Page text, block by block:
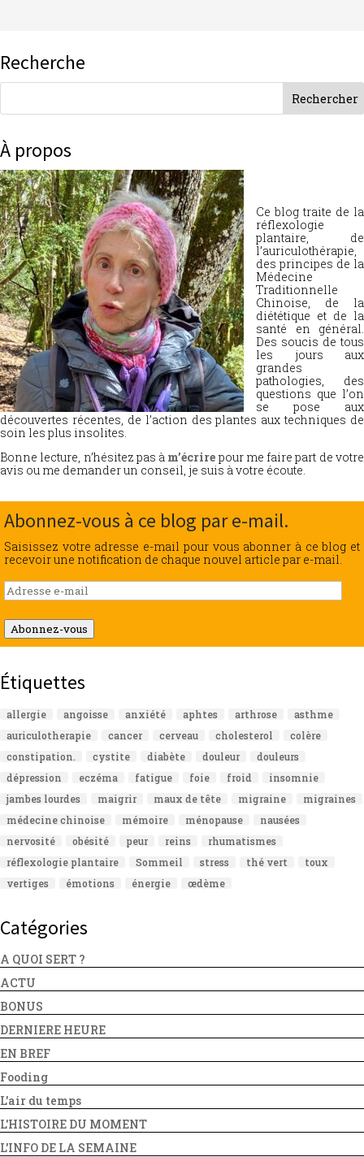
Recherche
À propos
Ce blog traite de la
réflexologie
plantaire, de
l’auriculothérapie,
des principes de la
Médecine
Traditionnelle
Chinoise, de la
diététique et de la
santé en général.
Des soucis de tous
les jours aux
grandes
pathologies, des
questions que l’on
se pose aux
découvertes récentes, de l’action des plantes aux techniques de
soin les plus insolites.
Bonne lecture, n’hésitez pas à m’écrire pour me faire part de votre
avis ou me demander un conseil, je suis à votre écoute.
Abonnez-vous à ce blog par e-mail.
Saisissez votre adresse e-mail pour vous abonner à ce blog et
recevoir une notification de chaque nouvel article par e-mail.
Adresse
e-
mail
Abonnez-vous
Étiquettes
allergie angoisse anxiété aphtes arthrose
asthme
auriculotherapie
cancer cerveau cholesterol
colère
constipation.
cystite diabète douleur
douleurs
dépression
eczéma fatigue foie froid
insomnie
jambes lourdes
maigrir maux de tête migraine
migraines
médecine chinoise
mémoire ménopause
nausées
nervosité
obésité peur reins
rhumatismes
réflexologie plantaire
Sommeil stress thé vert
toux
vertiges
émotions énergie œdème
Catégories
A QUOI SERT ?
ACTU
BONUS
DERNIERE HEURE
EN BREF
Fooding
L'air du temps
L'HISTOIRE DU MOMENT
L'INFO DE LA SEMAINE